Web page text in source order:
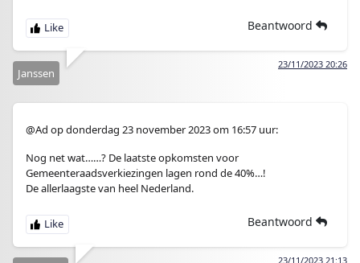
Beantwoord
23/11/2023 20:26
Janssen
@Ad op donderdag 23 november 2023 om 16:57 uur:
Nog net wat……? De laatste opkomsten voor
Gemeenteraadsverkiezingen lagen rond de 40%…!
De allerlaagste van heel Nederland.
Beantwoord
23/11/2023 21:13